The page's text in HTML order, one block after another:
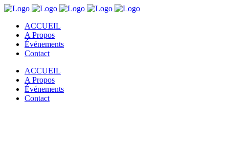
ACCUEIL
A Propos
Événements
Contact
ACCUEIL
A Propos
Événements
Contact